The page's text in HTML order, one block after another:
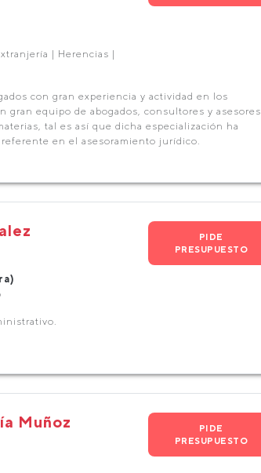
| Herencias |
con gran experiencia y actividad en los
gran equipo de abogados, consultores y asesores
tal es así que dicha especialización ha
en el asesoramiento jurídico.
PIDE
PRESUPUESTO
Muñoz
PIDE
PRESUPUESTO